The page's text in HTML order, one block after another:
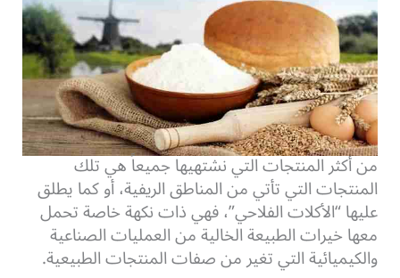
من أكثر المنتجات التي نشتهيها جميعاً هي تلك
المنتجات التي تأتي من المناطق الريفية، أو كما يطلق
عليها “الأكلات الفلاحي”، فهي ذات نكهة خاصة تحمل
معها خيرات الطبيعة الخالية من العمليات الصناعية
والكيميائية التي تغير من صفات المنتجات الطبيعية.